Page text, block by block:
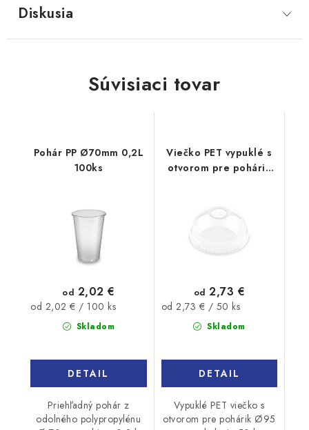
Diskusia
Súvisiaci tovar
Pohár PP Ø70mm 0,2L
100ks
Skladom
od 2,02 €
Jednotková
od 2,02 € / 100 ks
DETAIL
Priehľadný pohár z
odolného polypropylénu
Viečko PET vypuklé s
otvorom pre pohárik
Skladom
od 2,73 €
Jednotková
od 2,73 € / 50 ks
DETAIL
Vypuklé PET viečko s
otvorom pre pohárik Ø95